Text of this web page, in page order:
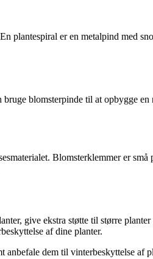
er en metalpind med
blomsterpinde til at opbygge
Blomsterklemmer er
give ekstra støtte til større
af dine planter.
dem til vinterbeskyttelse af